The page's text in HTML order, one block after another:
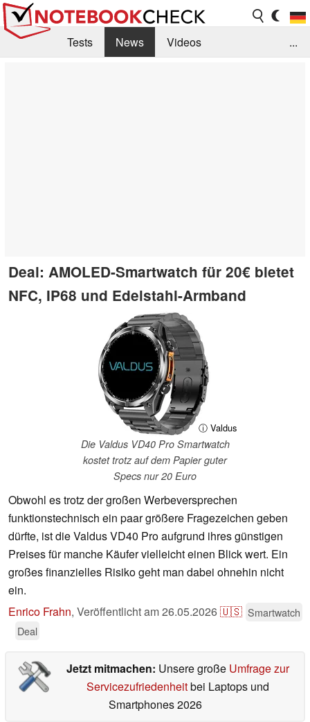
Tests News
Videos
...
Deal: AMOLED-Smartwatch für 20€ bietet
NFC, IP68 und Edelstahl-Armband
ⓘ Valdus
Die Valdus VD40 Pro Smartwatch
kostet trotz auf dem Papier guter
Specs nur 20 Euro
Obwohl es trotz der großen Werbeversprechen
funktionstechnisch ein paar größere Fragezeichen geben
dürfte, ist die Valdus VD40 Pro aufgrund ihres günstigen
Preises für manche Käufer vielleicht einen Blick wert. Ein
großes finanzielles Risiko geht man dabei ohnehin nicht
ein.
Enrico Frahn, Veröffentlicht am26.05.2026🇺🇸 Smartwatch
Deal
Jetzt mitmachen: Unsere große Umfrage zur
Servicezufriedenheitbei Laptops und
Smartphones 2026